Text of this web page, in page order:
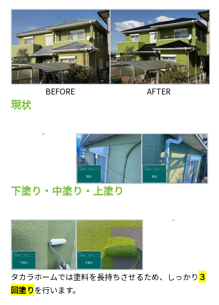
BEFORE AFTER
現状
下塗り・中塗り・上塗り
タカラホームでは塗料を長持ちさせるため、しっかり ３
回塗りを行います。